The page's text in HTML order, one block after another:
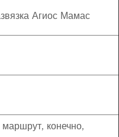
Агиос Мамас
конечно,